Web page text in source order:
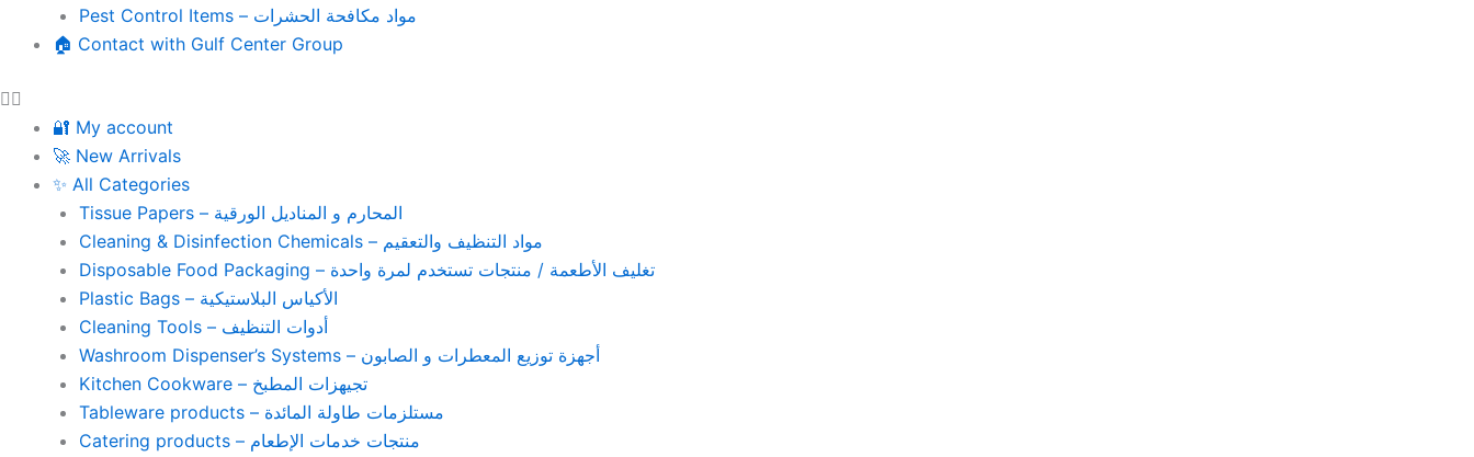
Pest Control Items – مواد مكافحة الحشرات
🏠 Contact with Gulf Center Group
🔐 My account
🚀 New Arrivals
✨ All Categories
Tissue Papers – المحارم و المناديل الورقية
Cleaning & Disinfection Chemicals – مواد التنظيف والتعقيم
Disposable Food Packaging – تغليف الأطعمة / منتجات تستخدم لمرة واحدة
Plastic Bags – الأكياس البلاستيكية
Cleaning Tools – أدوات التنظيف
Washroom Dispenser’s Systems – أجهزة توزيع المعطرات و الصابون
Kitchen Cookware – تجيهزات المطبخ
Tableware products – مستلزمات طاولة المائدة
Catering products – منتجات خدمات الإطعام